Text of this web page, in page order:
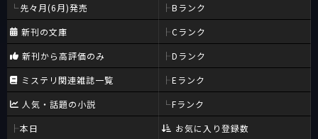
先々月(6月)発売
新刊の文庫
新刊から高評価のみ
ミステリ関連雑誌一覧
人気・話題の小説
本日
Bランク
Cランク
Dランク
Eランク
Fランク
お気に入り登録数